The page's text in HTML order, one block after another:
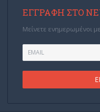
ΕΓΓΡΑΦΉ ΣΤΟ
Μείνετε ενημερωμένοι